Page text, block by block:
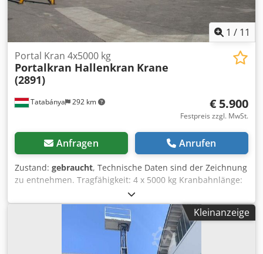
1 / 11
Tatabánya 292 km
Portal Kran 4x5000 kg
Portalkran Hallenkran Krane
(2891)
€ 5.900
Festpreis zzgl. MwSt.
Anfragen Anrufen
Zustand: gebraucht, Technische Daten sind der Zeichnung
zu entnehmen. Tragfähigkeit: 4 x 5000 kg Kranbahnlänge:
15,3 m Dksdpfx Aajt N Ilwj Tsr Ohne Hebemechanismus
steht nur das Gestell zum Verkauf!!
Kleinanzeige